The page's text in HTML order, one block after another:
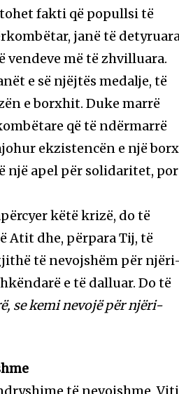
fakti që popullsi të
janë të
vendeve më të zhvilluara.
e së njëjtës medalje, të
e borxhit. Duke marrë
që të ndërmarrë
ekzistencën e një
një apel për solidaritet, por
këtë krizë, do të
Atit dhe, përpara Tij, të
të nevojshëm për
e të dalluar. Do të
se kemi nevojë për njëri-